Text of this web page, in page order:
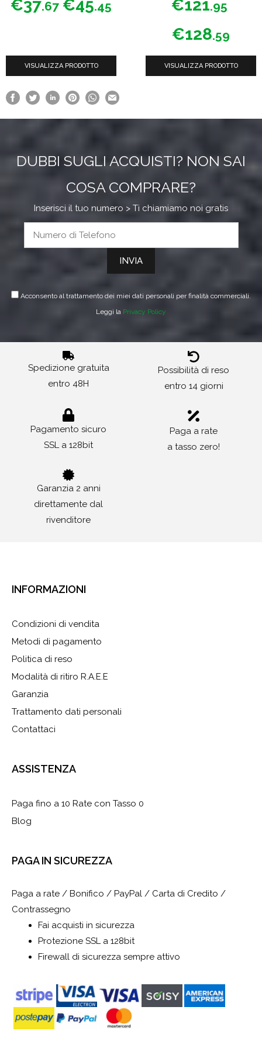
s
u
€37.67 €45.45
di
a
€45.45
VISUALIZZA PRODOTTO
pagina
su 5
€121.95
€128.59
di
da
a
€128.59
VISUALIZZA PRODOTTO
pagina
prodotto
DUBBI SUGLI ACQUISTI? NON SAI
COSA COMPRARE?
Inserisci il tuo numero > Ti chiamiamo noi gratis
Acconsento al trattamento dei miei dati personali per finalità commerciali.
Leggi la Privacy Policy
Spedizione gratuita
entro 48H
Possibilità di reso
entro 14 giorni
Pagamento sicuro
SSL a 128bit
Paga a rate
a tasso zero!
Garanzia 2 anni
direttamente dal
rivenditore
INFORMAZIONI
Condizioni di vendita
Metodi di pagamento
Politica di reso
Modalità di ritiro R.A.E.E
Garanzia
Trattamento dati personali
Contattaci
ASSISTENZA
Paga fino a 10 Rate con Tasso 0
Blog
PAGA IN SICUREZZA
Paga a rate / Bonifico / PayPal / Carta di Credito /
Contrassegno
Fai acquisti in sicurezza
Protezione SSL a 128bit
Firewall di sicurezza sempre attivo